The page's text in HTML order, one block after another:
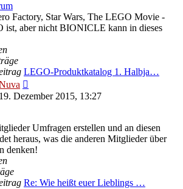
Factory, Star Wars, The LEGO Movie -
ist, aber nicht BIONICLE kann in dieses
LEGO-Produktkatalog 1. Halbja…
Beitrag
Dezember 2015, 13:27
Umfragen erstellen und an diesen
heraus, was die anderen Mitglieder über
denken!
Re: Wie heißt euer Lieblings …